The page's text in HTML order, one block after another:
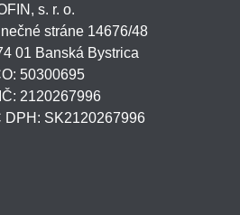
s. r. o.
stráne 14676/48
01 Banská Bystrica
50300695
2120267996
DPH: SK2120267996